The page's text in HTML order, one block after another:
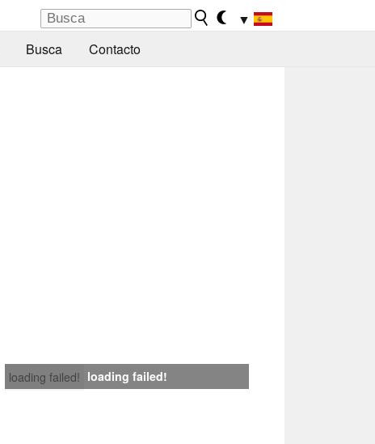
▼
Busca Contacto
loading failed! loading failed!